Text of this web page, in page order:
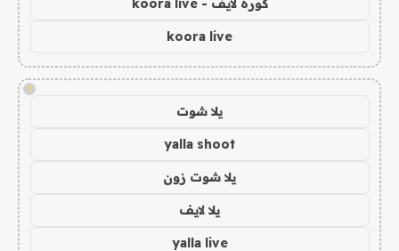
كورة لايف - koora live
koora live
!
يلا شوت
yalla shoot
يلا شوت زون
يلا لايف
yalla live